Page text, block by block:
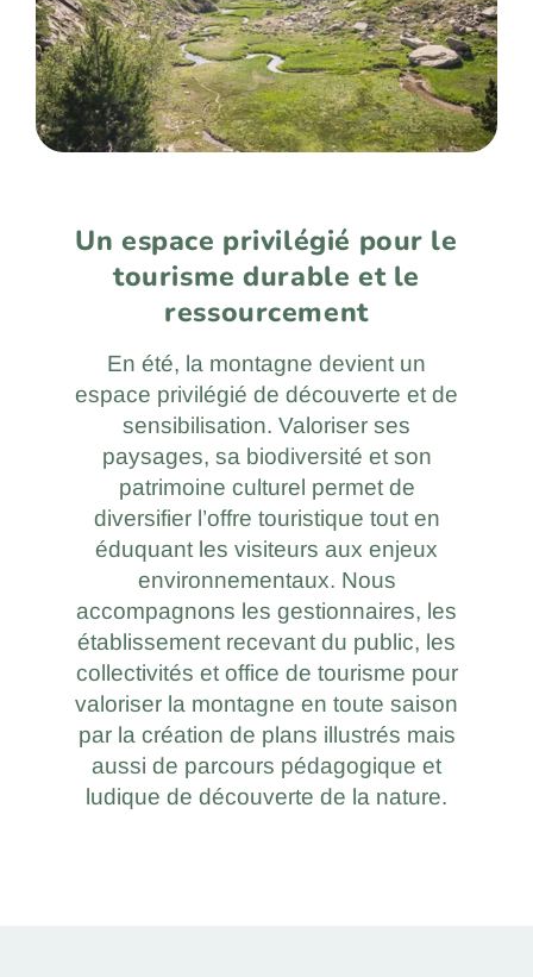
Un espace privilégié pour le
tourisme durable et le
ressourcement
En été, la montagne devient un
espace privilégié de découverte et de
sensibilisation. Valoriser ses
paysages, sa biodiversité et son
patrimoine culturel permet de
diversifier l’offre touristique tout en
éduquant les visiteurs aux enjeux
environnementaux. Nous
accompagnons les gestionnaires, les
établissement recevant du public, les
collectivités et office de tourisme pour
valoriser la montagne en toute saison
par la création de plans illustrés mais
aussi de parcours pédagogique et
ludique de découverte de la nature.